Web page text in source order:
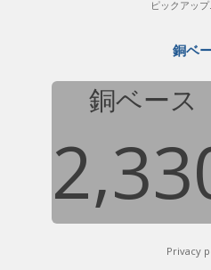
ピックアッ
銅ベ
銅ベース
Privacy